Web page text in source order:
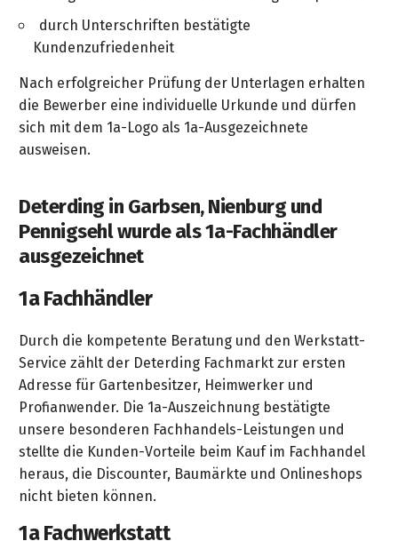
exklusive
Sondermodelle
STIHL
Mähroboter
Kataloge
&
Prospekte
Betriebsstoffe
/
Schnittschutz
Fanartikel
Sortiment
Unsere
Marken
Ansprechpartner
Videos
Kataloge
&
Prospekte
/
Häufige
Fragen
Kataloge
Videos
Termine
Ansprechpartner
Kundenkarte
"Grill
Club"
WEBER
Grills
und
Grill-
Zubehör
Sonnenliegen
Relaxsessel
Strandkörbe
Biohort
Deko-
Unsere
Marken
Ansprechpartner
Kataloge
&
Fahrrad-
Zubehör
Fahrrad-
Bekleidung
Sicherheit
Service
Sortiment
Marken
Ansprechpartner
Kataloge
&
Prospekte
Maschinen
Benzin-
Trennschleifer
Drucklufttechnik
Technische
Gase
Verbrauchsmaterial
Werkstatteinrichtung
Arbeitsschutz
Handwerkzeuge
Unsere
Marken
Ansprechpartner
Hol-
&
Bringdienst
Unser
Liefergebiet
Sonderbestellung
Bestickungen
Lose
Wasserschlauch
meterweise
Zuschnitte
Batterierücknahme
gräpel
Reinigungstechnik
deterding
+
gräpel
Anlagenbau
der
Schlosserei
...
in
der
...
in
der
durch Unterschriften bestätigte
Kundenzufriedenheit
Nach erfolgreicher Prüfung der Unterlagen erhalten
die Bewerber eine individuelle Urkunde und dürfen
sich mit dem 1a-Logo als 1a-Ausgezeichnete
ausweisen.
Deterding in Garbsen, Nienburg und
Pennigsehl wurde als 1a-Fachhändler
ausgezeichnet
1a Fachhändler
Durch die kompetente Beratung und den Werkstatt-
Service zählt der Deterding Fachmarkt zur ersten
Adresse für Gartenbesitzer, Heimwerker und
Profianwender. Die 1a-Auszeichnung bestätigte
unsere besonderen Fachhandels-Leistungen und
stellte die Kunden-Vorteile beim Kauf im Fachhandel
heraus, die Discounter, Baumärkte und Onlineshops
nicht bieten können.
1a Fachwerkstatt